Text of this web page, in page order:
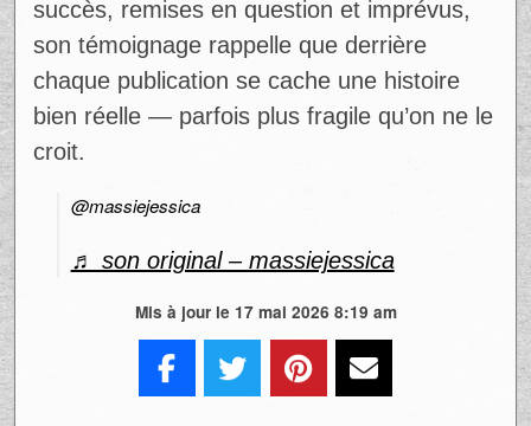
succès, remises en question et imprévus,
son témoignage rappelle que derrière
chaque publication se cache une histoire
bien réelle — parfois plus fragile qu’on ne le
croit.
@massiejessica
♬ son original – massiejessica
Mis à jour le 17 mai 2026 8:19 am